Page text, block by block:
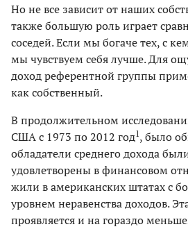
Но не все зависит от наших
также большую роль играет
соседей. Если мы богаче тех, с
мы чувствуем себя лучше. Для
доход референтной группы
как собственный.
В продолжительном
США с 1973 по 2012 год1 , было
обладатели среднего дохода
удовлетворены в финансовом
жили в американских штатах с
уровнем неравенства доходов.
проявляется и на гораздо